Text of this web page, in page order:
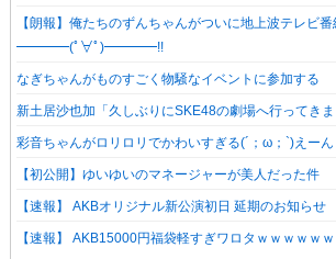
【朗報】俺たちのずんちゃんがついに地上波テレビ
━━━━(ﾟ∀ﾟ)━━━━!!
なぎちゃんがものすごく物騒なイベントに参加する
新土居沙也加「久しぶりにSKE48の劇場へ行ってきま
彩音ちゃんがロリロリでかわいすぎる(´；ω；`)えーん
【初公開】ゆいゆいのマネージャーが美人だった件
【速報】 AKBオリジナル新公演初日 延期のお知らせ
【速報】 AKB15000円福袋軽すぎワロタｗｗｗｗｗ